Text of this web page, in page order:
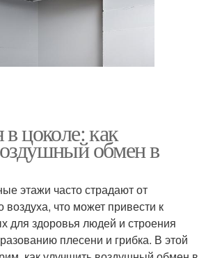
цоколе: как
обмен в
этажи часто страдают от
воздуха, что может привести к
для здоровья людей и строения
плесени и грибка. В этой